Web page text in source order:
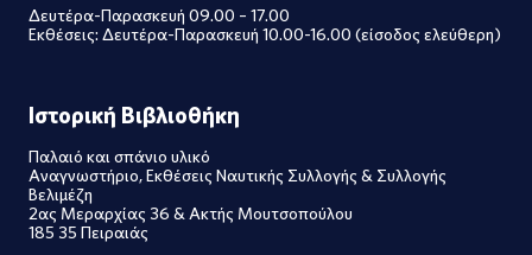
Δευτέρα-Παρασκευή 09.00 – 17.00
Εκθέσεις: Δευτέρα-Παρασκευή 10.00-16.00 (είσοδος ελεύθερη)
Ιστορική Βιβλιοθήκη
Παλαιό και σπάνιο υλικό
Αναγνωστήριο, Εκθέσεις Ναυτικής Συλλογής & Συλλογής
Βελιμέζη
2ας Μεραρχίας 36 & Ακτής Μουτσοπούλου
185 35 Πειραιάς